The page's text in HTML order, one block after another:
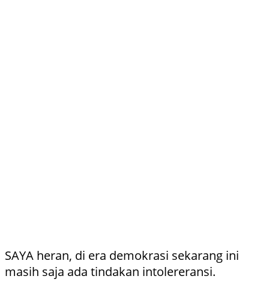
SAYA heran, di era demokrasi sekarang ini
masih saja ada tindakan intolereransi.